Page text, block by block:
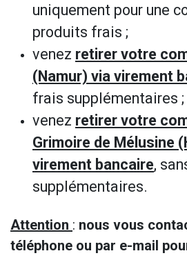
uniquement pour une
produits frais ;
venez retirer votre
(Namur) via virement
frais supplémentaires ;
venez retirer votre
Grimoire de Mélusine
virement bancaire,
supplémentaires.
Attention : nous vous
téléphone ou par e-mail